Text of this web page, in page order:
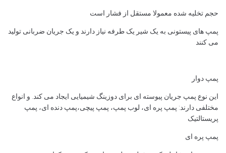
حجم تخلیه شده معمولا مستقل از فشار است
پمپ های پیستونی به یک شیر یک طرفه نیاز دارند و یک جریان ضربانی تولید
می کنند
پمپ دوار
این نوع پمپ جریان پیوسته ای برای دوزینگ شیمیایی ایجاد می کند. و انواع
مختلفی دارند: پمپ پره ای، لوب پمپ، پمپ پیچی،پمپ دنده ای، پمپ
پریستالتیک
پمپ پره ای